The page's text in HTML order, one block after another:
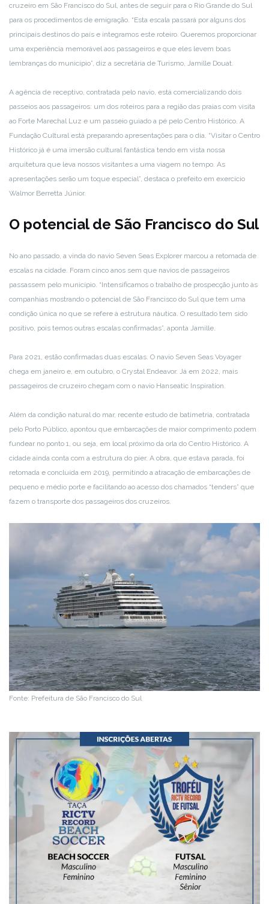
cruzeiro em São Francisco do Sul, antes de seguir para o Rio Grande do Sul
para os procedimentos de emigração. “Esta escala passará por alguns dos
principais destinos do país e integramos este roteiro. Queremos proporcionar
uma experiência memorável aos passageiros e que eles levem boas
lembranças do município”, diz a secretária de Turismo, Jamille Douat.
A agência de receptivo, contratada pelo navio, está comercializando dois
passeios aos passageiros: um dos roteiros para a região das praias com visita
ao Forte Marechal Luz e um passeio guiado a pé pelo Centro Histórico. A
Fundação Cultural está preparando apresentações para o dia. “Visitar o Centro
Histórico já é uma imersão cultural fantástica tendo em vista nossa
arquitetura que leva nossos visitantes a uma viagem no tempo. As
apresentações serão um toque especial”, destaca o prefeito em exercício
Walmor Berretta Júnior.
O potencial de São Francisco do Sul
No ano passado, a vinda do navio Seven Seas Explorer marcou a retomada de
escalas na cidade. Foram cinco anos sem que navios de passageiros
passassem pelo município. “Intensificamos o trabalho de prospecção junto às
companhias mostrando o potencial de São Francisco do Sul que tem uma
condição única no que se refere à estrutura náutica. O resultado tem sido
positivo, pois temos outras escalas confirmadas”, aponta Jamille.
Para 2021, estão confirmadas duas escalas. O navio Seven Seas Voyager
chega em janeiro e, em outubro, o Crystal Endeavor. Já em 2022, mais
passageiros de cruzeiro chegam com o navio Hanseatic Inspiration.
Além da condição natural do mar, recente estudo de batimetria, contratada
pelo Porto Público, apontou que embarcações de maior comprimento podem
fundear no ponto 1, ou seja, em local próximo da orla do Centro Histórico. A
cidade ainda conta com a estrutura do píer. A obra, que estava parada, foi
retomada e concluída em 2019, permitindo a atracação de embarcações de
pequeno e médio porte e facilitando ao acesso dos chamados “tenders” que
fazem o transporte dos passageiros dos cruzeiros.
Fonte: Prefeitura de São Francisco do Sul